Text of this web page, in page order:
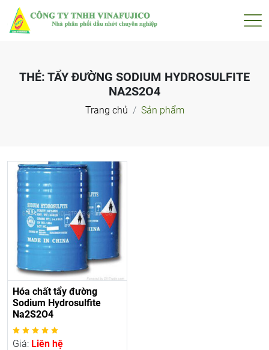
THẺ: TẨY ĐƯỜNG SODIUM HYDROSULFITE
NA2S2O4
Trang chủ Sản phẩm
Hóa chất tẩy đường
Sodium Hydrosulfite
Na2S2O4
Giá: Liên hệ